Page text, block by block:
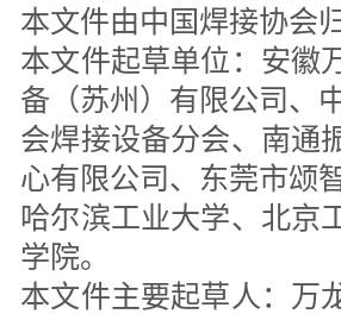
本文件由中国焊接协会
本文件起草单位：安徽
备（苏州）有限公司、
会焊接设备分会、南通
心有限公司、东莞市颂
哈尔滨工业大学、北京
学院。
本文件主要起草人：万